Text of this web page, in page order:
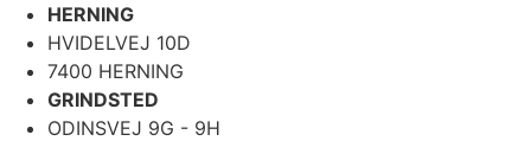
HERNING
HVIDELVEJ 10D
7400 HERNING
GRINDSTED
ODINSVEJ 9G - 9H